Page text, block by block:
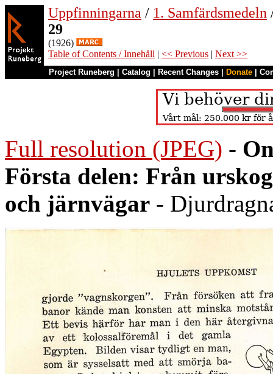
Uppfinningarna / 1. Samfärdsmedeln
29
(1926)
Table of Contents / Innehåll | << Previous | Next >>
Project Runeberg Catalog Recent Changes Donate
Full resolution (JPEG) -
Första delen: Från
och järnvägar -